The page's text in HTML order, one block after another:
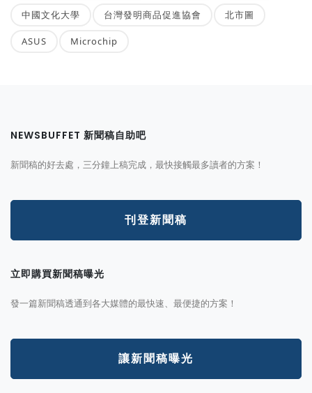
中國文化大學 台灣發明商品促進協會 北市圖
ASUS Microchip
NEWSBUFFET 新聞稿自助吧
新聞稿的好去處，三分鐘上稿完成，最快接觸最多讀者的方案！
刊登新聞稿
立即購買新聞稿曝光
發一篇新聞稿透通到各大媒體的最快速、最便捷的方案！
讓新聞稿曝光